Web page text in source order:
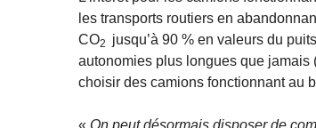
les transports routiers en
CO2
jusqu’à 90 % en valeurs du
autonomies plus longues que jamais
choisir des camions fonctionnant au
« On peut désormais disposer de